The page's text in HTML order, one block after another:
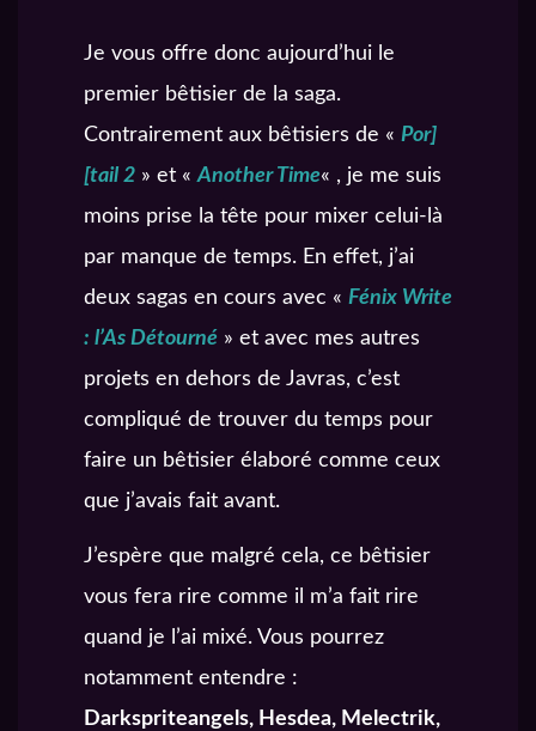
Je vous offre donc aujourd’hui le
premier bêtisier de la saga.
Contrairement aux bêtisiers de « Por]
[tail 2 » et «Another Time« , je me suis
moins prise la tête pour mixer celui-là
par manque de temps. En effet, j’ai
deux sagas en cours avec « Fénix Write
: l’As Détourné » et avec mes autres
projets en dehors de Javras, c’est
compliqué de trouver du temps pour
faire un bêtisier élaboré comme ceux
que j’avais fait avant.
J’espère que malgré cela, ce bêtisier
vous fera rire comme il m’a fait rire
quand je l’ai mixé. Vous pourrez
notamment entendre :
Darkspriteangels, Hesdea, Melectrik,